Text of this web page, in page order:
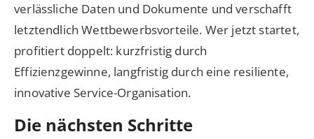
verlässliche Daten und Dokumente und verschafft
letztendlich Wettbewerbsvorteile. Wer jetzt startet,
profitiert doppelt: kurzfristig durch
Effizienzgewinne, langfristig durch eine resiliente,
innovative Service-Organisation.
Die nächsten Schritte